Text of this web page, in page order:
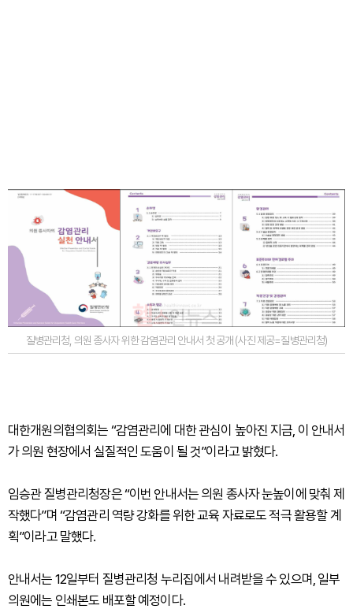
질병관리청, 의원 종사자 위한 감염관리 안내서 첫 공개 (사진 제공=질병관리청)
대한개원의협의회는 “감염관리에 대한 관심이 높아진 지금, 이 안내서
가 의원 현장에서 실질적인 도움이 될 것”이라고 밝혔다.
임승관 질병관리청장은 “이번 안내서는 의원 종사자 눈높이에 맞춰 제
작했다”며 “감염관리 역량 강화를 위한 교육 자료로도 적극 활용할 계
획”이라고 말했다.
안내서는 12일부터 질병관리청 누리집에서 내려받을 수 있으며, 일부
의원에는 인쇄본도 배포할 예정이다.